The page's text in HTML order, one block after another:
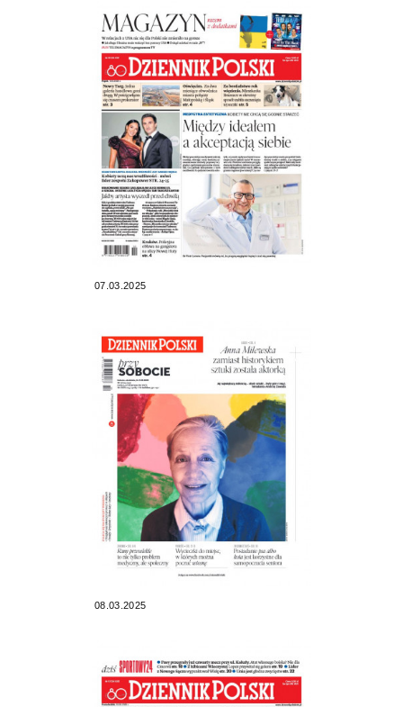
07.03.2025
08.03.2025